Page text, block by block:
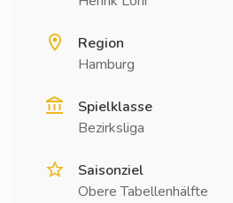
Region
Hamburg
Spielklasse
Bezirksliga
Saisonziel
Obere Tabellenhälfte